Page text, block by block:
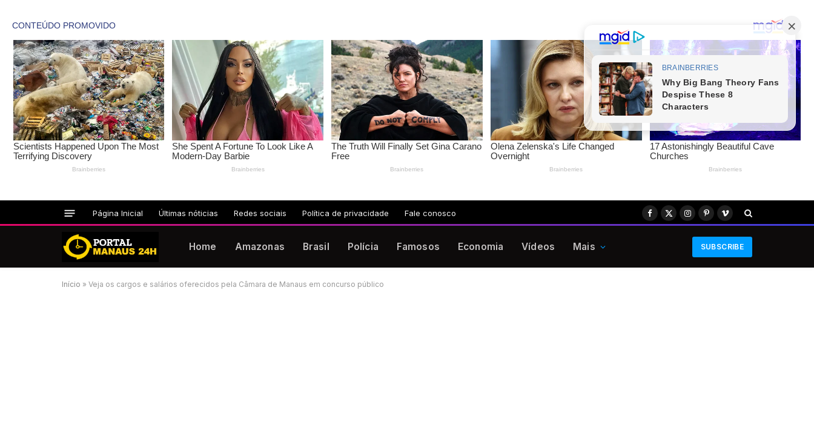
Página Inicial Últimas nóticias Redes sociais Política de privacidade Fale conosco Facebook
X
Instagram
PinterestVimeo
Home Amazonas Brasil Polícia Famosos Economia Vídeos Mais SUBSCRIBE
Início » Veja os cargos e salários oferecidos pela Câmara de Manaus em concurso público